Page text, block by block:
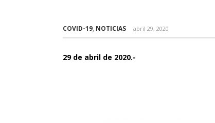
COVID-19, NOTICIAS abril 29, 2020
29 de abril de 2020.-